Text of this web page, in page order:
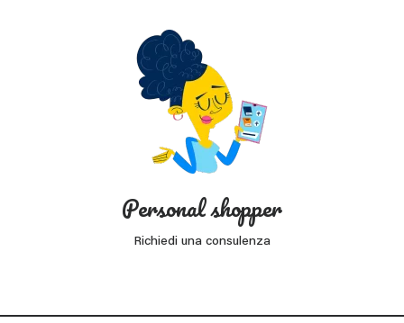
Personal shopper
Richiedi una consulenza